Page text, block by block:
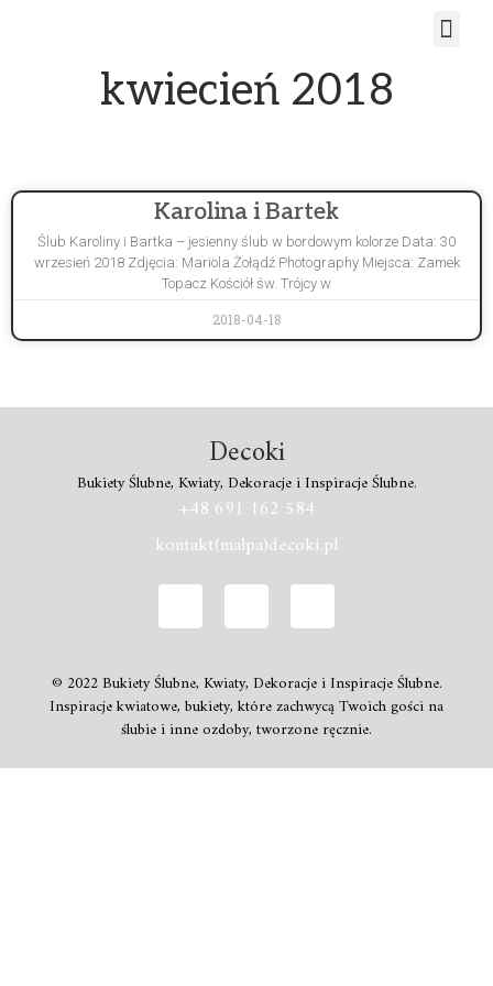
kwiecień 2018
Karolina i Bartek
Ślub Karoliny i Bartka – jesienny ślub w bordowym kolorze Data: 30
wrzesień 2018 Zdjęcia: Mariola Żołądź Photography Miejsca: Zamek
Topacz Kościół św. Trójcy w
2018-04-18
Decoki
Bukiety Ślubne, Kwiaty, Dekoracje i Inspiracje Ślubne.
+48 691 162 584
kontakt(małpa)decoki.pl
© 2022 Bukiety Ślubne, Kwiaty, Dekoracje i Inspiracje Ślubne.
Inspiracje kwiatowe, bukiety, które zachwycą Twoich gości na
ślubie i inne ozdoby, tworzone ręcznie.